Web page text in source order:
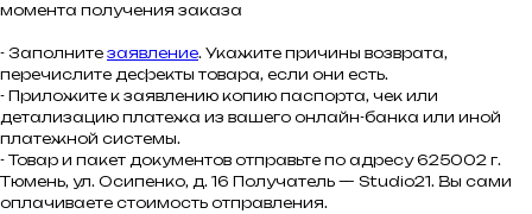
момента получения заказа
- Заполните заявление. Укажите причины возврата,
перечислите дефекты товара, если они есть.
- Приложите к заявлению копию паспорта, чек или
детализацию платежа из вашего онлайн-банка или иной
платежной системы.
- Товар и пакет документов отправьте по адресу 625002 г.
Тюмень, ул. Осипенко, д. 16 Получатель — Studio21. Вы сами
оплачиваете стоимость отправления.